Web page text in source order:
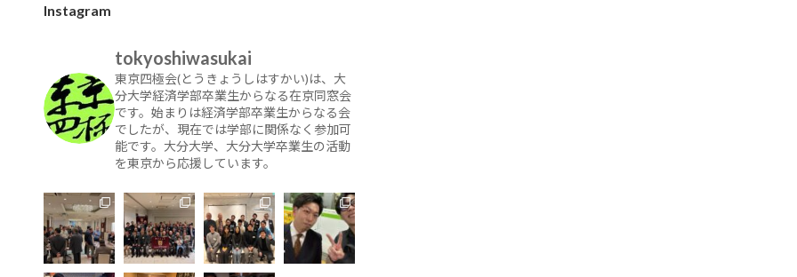
Instagram
tokyoshiwasukai
東京四極会(とうきょうしはすかい)は、大
分大学経済学部卒業生からなる在京同窓会
です。始まりは経済学部卒業生からなる会
でしたが、現在では学部に関係なく参加可
能です。大分大学、大分大学卒業生の活動
を東京から応援しています。